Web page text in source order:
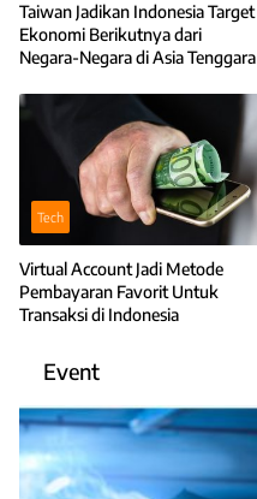
Taiwan Jadikan Indonesia Target
Ekonomi Berikutnya dari
Negara-Negara di Asia Tenggara
Tech
Virtual Account Jadi Metode
Pembayaran Favorit Untuk
Transaksi di Indonesia
Event